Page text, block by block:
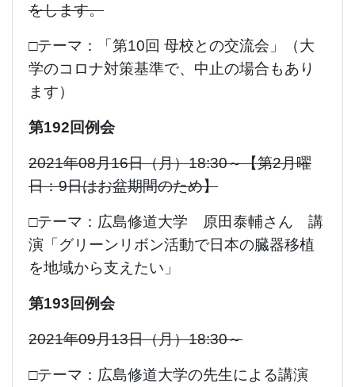
をします。
□テーマ：「第10回 母校との交流会」（大
学のコロナ対策基準で、中止の場合もあり
ます）
第192回例会
2021年08月16日（月）18:30～【第2月曜
日：9日はお盆期間のため】
□テーマ：広島修道大学 原田泰輔さん 講
演「グリーンリボン活動で日本の臓器移植
を地域から支えたい」
第193回例会
2021年09月13日（月）18:30～
□テーマ：広島修道大学の先生による講演